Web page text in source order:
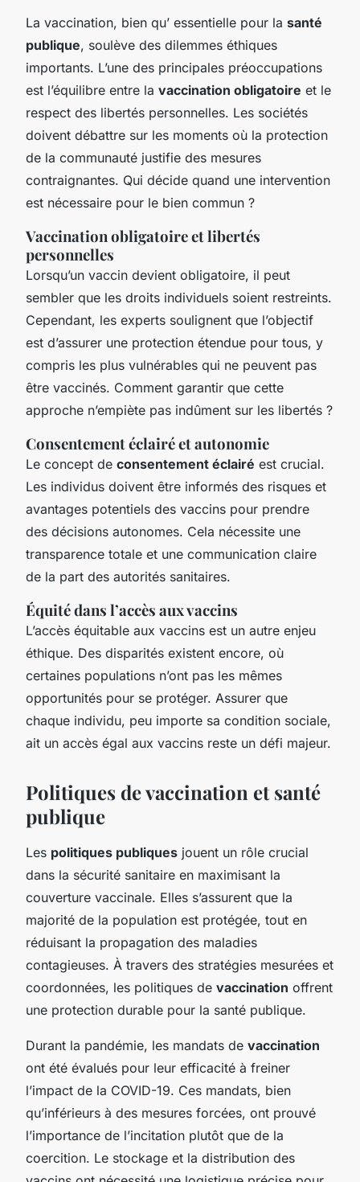
La vaccination, bien qu’ essentielle pour la santé
publique, soulève des dilemmes éthiques
importants. L’une des principales préoccupations
est l’équilibre entre la vaccination obligatoire et le
respect des libertés personnelles. Les sociétés
doivent débattre sur les moments où la protection
de la communauté justifie des mesures
contraignantes. Qui décide quand une intervention
est nécessaire pour le bien commun ?
Vaccination obligatoire et libertés
personnelles
Lorsqu’un vaccin devient obligatoire, il peut
sembler que les droits individuels soient restreints.
Cependant, les experts soulignent que l’objectif
est d’assurer une protection étendue pour tous, y
compris les plus vulnérables qui ne peuvent pas
être vaccinés. Comment garantir que cette
approche n’empiète pas indûment sur les libertés ?
Consentement éclairé et autonomie
Le concept de consentement éclairé est crucial.
Les individus doivent être informés des risques et
avantages potentiels des vaccins pour prendre
des décisions autonomes. Cela nécessite une
transparence totale et une communication claire
de la part des autorités sanitaires.
Équité dans l’accès aux vaccins
L’accès équitable aux vaccins est un autre enjeu
éthique. Des disparités existent encore, où
certaines populations n’ont pas les mêmes
opportunités pour se protéger. Assurer que
chaque individu, peu importe sa condition sociale,
ait un accès égal aux vaccins reste un défi majeur.
Politiques de vaccination et santé
publique
Les politiques publiques jouent un rôle crucial
dans la sécurité sanitaire en maximisant la
couverture vaccinale. Elles s’assurent que la
majorité de la population est protégée, tout en
réduisant la propagation des maladies
contagieuses. À travers des stratégies mesurées et
coordonnées, les politiques de vaccination offrent
une protection durable pour la santé publique.
Durant la pandémie, les mandats de vaccination
ont été évalués pour leur efficacité à freiner
l’impact de la COVID-19. Ces mandats, bien
qu’inférieurs à des mesures forcées, ont prouvé
l’importance de l’incitation plutôt que de la
coercition. Le stockage et la distribution des